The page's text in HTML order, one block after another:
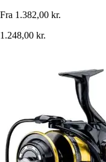
Fra 1.382,00 kr.
1.248,00 kr.